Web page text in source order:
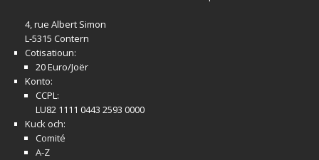
4, rue Albert Simon
L-5315 Contern
Cotisatioun:
20 Euro/Joër
Konto:
CCPL:
LU82 1111 0443 2593 0000
Kuck och:
Comité
A-Z